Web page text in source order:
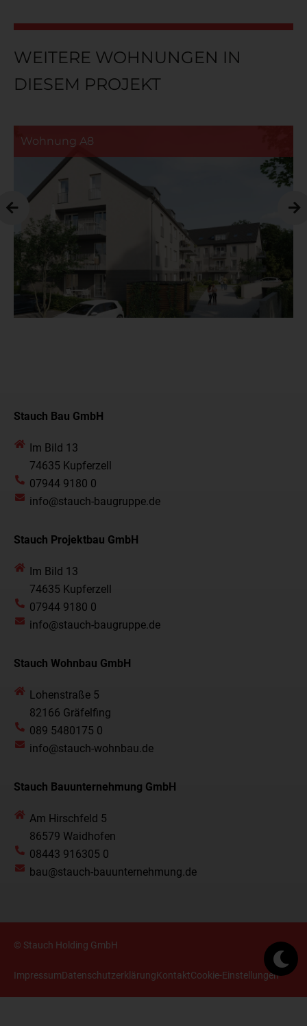
WEITERE WOHNUNGEN IN
DIESEM PROJEKT
Wohnung A8
Stauch Bau GmbH
Im Bild 13
74635 Kupferzell
07944 9180 0
info@stauch-baugruppe.de
Stauch Projektbau GmbH
Im Bild 13
74635 Kupferzell
07944 9180 0
info@stauch-baugruppe.de
Stauch Wohnbau GmbH
Lohenstraße 5
82166 Gräfelfing
089 5480175 0
info@stauch-wohnbau.de
Stauch Bauunternehmung GmbH
Am Hirschfeld 5
86579 Waidhofen
08443 916305 0
bau@stauch-bauunternehmung.de
© Stauch Holding GmbH
ImpressumDatenschutzerklärungKontaktCookie-Einstellungen